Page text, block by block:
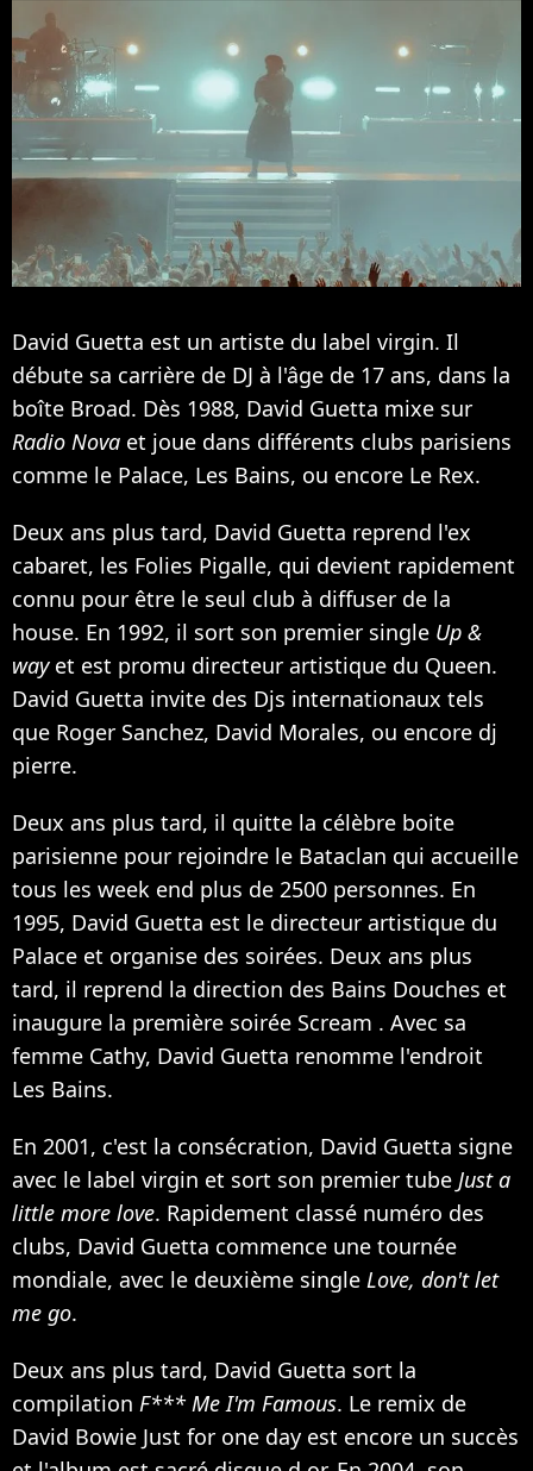
David Guetta est un artiste du label virgin. Il
débute sa carrière de DJ à l'âge de 17 ans, dans la
boîte Broad. Dès 1988, David Guetta mixe sur
Radio Nova et joue dans différents clubs parisiens
comme le Palace, Les Bains, ou encore Le Rex.
Deux ans plus tard, David Guetta reprend l'ex
cabaret, les Folies Pigalle, qui devient rapidement
connu pour être le seul club à diffuser de la
house. En 1992, il sort son premier single Up &
wayet est promu directeur artistique du Queen.
David Guetta invite des Djs internationaux tels
que Roger Sanchez, David Morales, ou encore dj
pierre.
Deux ans plus tard, il quitte la célèbre boite
parisienne pour rejoindre le Bataclan qui accueille
tous les week end plus de 2500 personnes. En
1995, David Guetta est le directeur artistique du
Palace et organise des soirées. Deux ans plus
tard, il reprend la direction des Bains Douches et
inaugure la première soirée Scream . Avec sa
femme Cathy, David Guetta renomme l'endroit
Les Bains.
En 2001, c'est la consécration, David Guetta signe
avec le label virgin et sort son premier tube Just a
little more love. Rapidement classé numéro des
clubs, David Guetta commence une tournée
mondiale, avec le deuxième single Love, don't let
me go.
Deux ans plus tard, David Guetta sort la
compilation F*** Me I'm Famous. Le remix de
David Bowie Just for one day est encore un succès